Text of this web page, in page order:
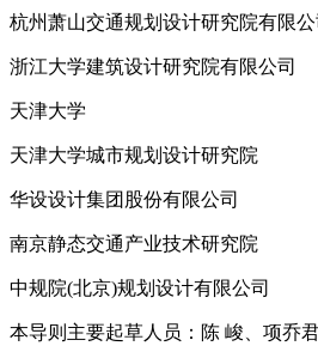
杭州萧山交通规划设计研究院有限公
浙江大学建筑设计研究院有限公司
天津大学
天津大学城市规划设计研究院
华设设计集团股份有限公司
南京静态交通产业技术研究院
中规院(北京)规划设计有限公司
本导则主要起草人员：陈 峻、项乔